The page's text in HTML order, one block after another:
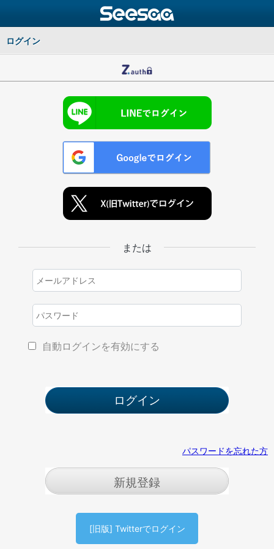
ログイン
または
自動ログインを有効にする
パスワードを忘れた方
新規登録
[旧版] Twitterでログイン